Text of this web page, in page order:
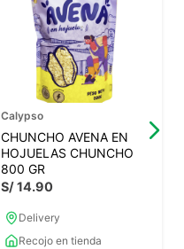
Calypso
CHUNCHO AVENA EN
HOJUELAS CHUNCHO
800 GR
S/14.90
Delivery
Recojo en tienda